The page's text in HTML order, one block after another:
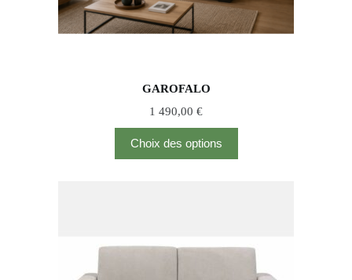
GAROFALO
1 490,00 €
Choix des options